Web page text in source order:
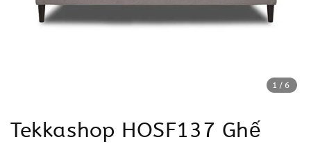
1 /6
Tekkashop HOSF137 Ghế